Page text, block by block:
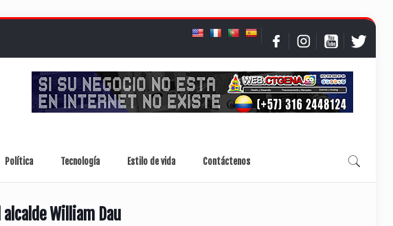
Política Tecnología Estilo de vida Contáctenos
William Dau